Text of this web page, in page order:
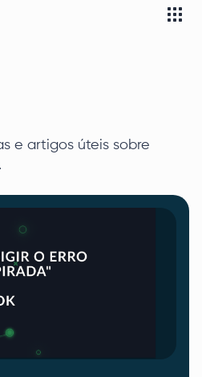
e artigos úteis sobre